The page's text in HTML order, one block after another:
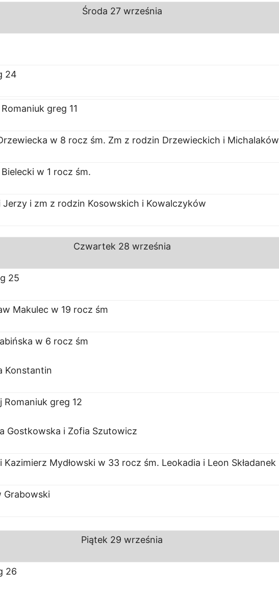
Środa 27 września
24
greg 11
w 8 rocz śm. Zm z rodzin Drzewieckich i Michalaków
w 1 rocz śm.
Jerzy i zm z rodzin Kosowskich i Kowalczyków
Czwartek 28 września
25
Makulec w 19 rocz śm
w 6 rocz śm
Konstantin
Romaniuk greg 12
Gostkowska i Zofia Szutowicz
Kazimierz Mydłowski w 33 rocz śm. Leokadia i Leon Składanek
Grabowski
Piątek 29 września
26